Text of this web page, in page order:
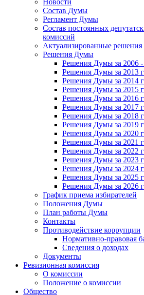
Новости
Состав Думы
Регламент Думы
Состав постоянных
комиссий
Актуализированные
Решения Думы
Решения Думы за 2006 -
Решения Думы за 2013
Решения Думы за 2014
Решения Думы за 2015
Решения Думы за 2016
Решения Думы за 2017
Решения Думы за 2018
Решения Думы за 2019
Решения Думы за 2020
Решения Думы за 2021
Решения Думы за 2022
Решения Думы за 2023
Решения Думы за 2024
Решения Думы за 2025
Решения Думы за 2026
График приема избирателей
Положения Думы
План работы Думы
Контакты
Противодействие коррупции
Нормативно-правовая
Сведения о доходах
Документы
Ревизионная комиссия
О комиссии
Положение о комиссии
Общество